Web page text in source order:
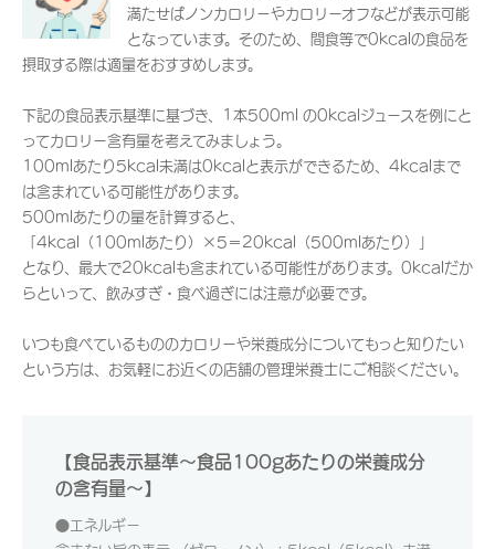
満たせばノンカロリーやカロリーオフなどが表示可能
となっています。そのため、間食等で0kcalの食品を
摂取する際は適量をおすすめします。
下記の食品表示基準に基づき、1本500ml の0kcalジュースを例にと
ってカロリー含有量を考えてみましょう。
100mlあたり5kcal未満は0kcalと表示ができるため、4kcalまで
は含まれている可能性があります。
500mlあたりの量を計算すると、
「4kcal（100mlあたり）×5＝20kcal（500mlあたり）」
となり、最大で20kcalも含まれている可能性があります。0kcalだか
らといって、飲みすぎ・食べ過ぎには注意が必要です。
いつも食べているもののカロリーや栄養成分についてもっと知りたい
という方は、お気軽にお近くの店舗の管理栄養士にご相談ください。
【食品表示基準～食品100gあたりの栄養成分
の含有量～】
●エネルギー